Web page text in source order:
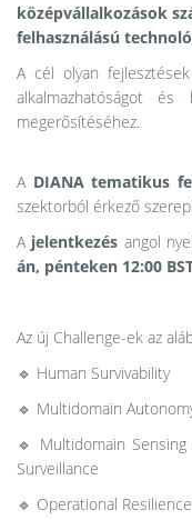
középvállalkozások
felhasználású
A cél olyan
alkalmazhatóságot és
megerősítéséhez.
A DIANA tematikus
szektorból érkező
A jelentkezés angol
án, pénteken 12:00
Az új Challenge-ek az
🔹 Human Survivability
🔹 Multidomain
🔹 Multidomain
Surveillance
🔹 Operational